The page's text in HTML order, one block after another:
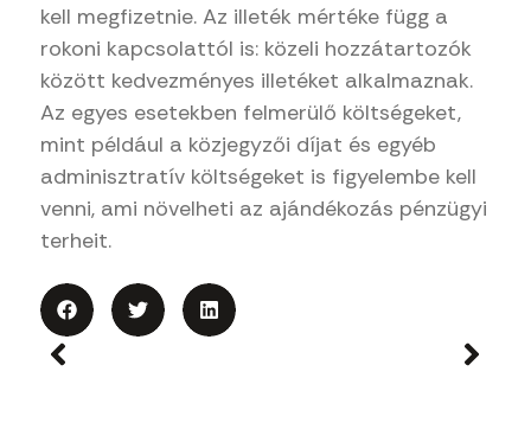
kell megfizetnie. Az illeték mértéke függ a
rokoni kapcsolattól is: közeli hozzátartozók
között kedvezményes illetéket alkalmaznak.
Az egyes esetekben felmerülő költségeket,
mint például a közjegyzői díjat és egyéb
adminisztratív költségeket is figyelembe kell
venni, ami növelheti az ajándékozás pénzügyi
terheit.